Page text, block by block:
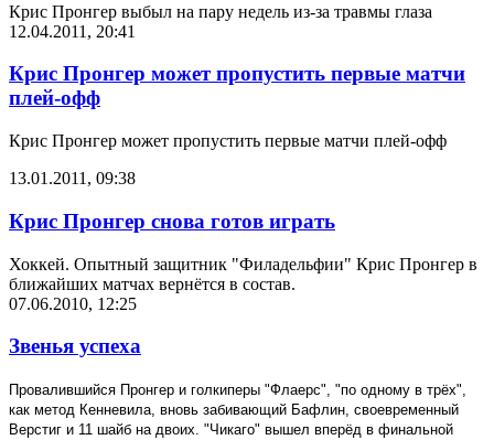
Крис Пронгер выбыл на пару недель из-за травмы глаза
12.04.2011, 20:41
Крис Пронгер может пропустить первые матчи
плей-офф
Крис Пронгер может пропустить первые матчи плей-офф
13.01.2011, 09:38
Крис Пронгер снова готов играть
Хоккей. Опытный защитник "Филадельфии" Крис Пронгер в
ближайших матчах вернётся в состав.
07.06.2010, 12:25
Звенья успеха
Провалившийся Пронгер и голкиперы "Флаерс", "по одному в трёх",
как метод Кенневила, вновь забивающий Бафлин, своевременный
Верстиг и 11 шайб на двоих. "Чикаго" вышел вперёд в финальной